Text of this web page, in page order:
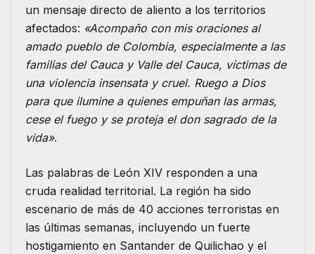
un mensaje directo de aliento a los territorios
afectados: «Acompaño con mis oraciones al
amado pueblo de Colombia, especialmente a las
familias del Cauca y Valle del Cauca, víctimas de
una violencia insensata y cruel. Ruego a Dios
para que ilumine a quienes empuñan las armas,
cese el fuego y se proteja el don sagrado de la
vida».
Las palabras de León XIV responden a una
cruda realidad territorial. La región ha sido
escenario de más de 40 acciones terroristas en
las últimas semanas, incluyendo un fuerte
hostigamiento en Santander de Quilichao y el